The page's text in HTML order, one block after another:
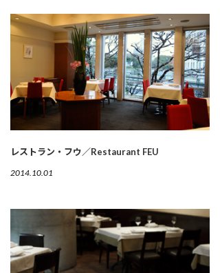
レストラン・フウ／Restaurant FEU
2014.10.01